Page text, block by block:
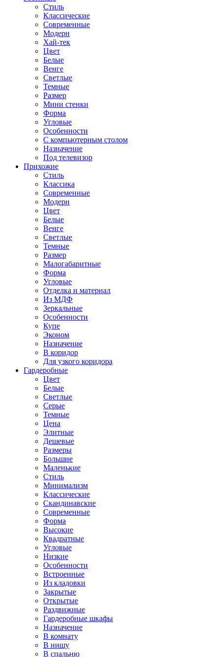
Стиль
Классические
Современные
Модерн
Хай-тек
Цвет
Белые
Венге
Светлые
Темные
Размер
Мини стенки
Форма
Угловые
Особенности
С компьютерным столом
Назначение
Под телевизор
Прихожие
Стиль
Классика
Современные
Модерн
Цвет
Белые
Венге
Светлые
Темные
Размер
Малогабаритные
Форма
Угловые
Отделка и материал
Из МДФ
Зеркальные
Особенности
Купе
Эконом
Назначение
В коридор
Для узкого коридора
Гардеробные
Цвет
Белые
Светлые
Серые
Темные
Цена
Элитные
Дешевые
Размеры
Большие
Маленькие
Стиль
Минимализм
Классические
Скандинавские
Современные
Форма
Высокие
Квадратные
Угловые
Низкие
Особенности
Встроенные
Из кладовки
Закрытые
Открытые
Раздвижные
Гардеробные шкафы
Назначение
В комнату
В нишу
В спальню